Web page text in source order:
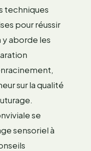
techniques
pour réussir
y aborde les
sur la qualité
se
sensoriel à